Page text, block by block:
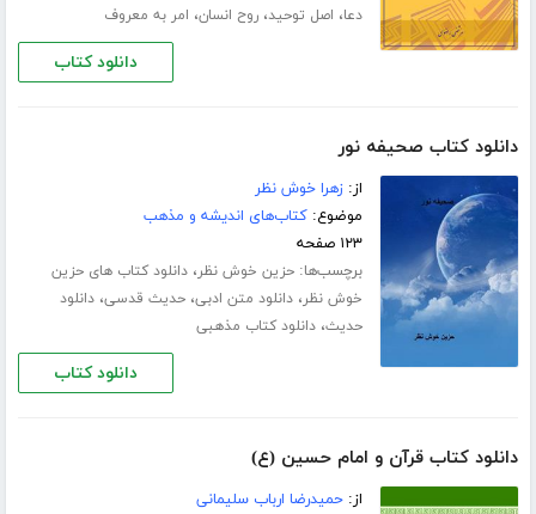
دعا، اصل توحید،روح انسان، امر به معروف
دانلود کتاب
دانلود کتاب صحیفه نور
از:زهرا خوش نظر
موضوع:کتاب‌های اندیشه و مذهب
۱۲۳ صفحه
برچسب‌ها:حزین خوش نظر،دانلود کتاب های حزین
خوش نظر،دانلود متن ادبی،حدیث قدسی،دانلود
حدیث،دانلود کتاب مذهبی
دانلود کتاب
دانلود کتاب قرآن و امام حسین (ع)
از:حمیدرضا ارباب سلیمانی